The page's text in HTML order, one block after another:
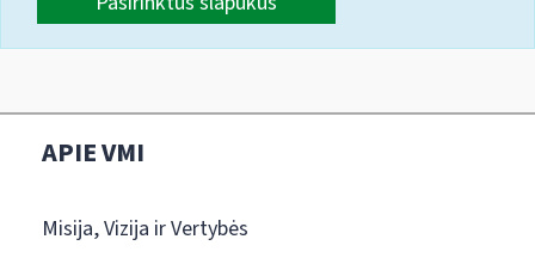
APIE VMI
Misija, Vizija ir Vertybės